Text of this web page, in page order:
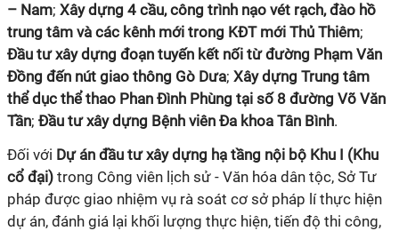
– Nam; Xây dựng 4 cầu, công trình nạo vét rạch, đào hồ
trung tâm và các kênh mới trong KĐT mới Thủ Thiêm;
Đầu tư xây dựng đoạn tuyến kết nối từ đường Phạm Văn
Đồng đến nút giao thông Gò Dưa; Xây dựng Trung tâm
thể dục thể thao Phan Đình Phùng tại số 8 đường Võ Văn
Tần; Đầu tư xây dựng Bệnh viên Đa khoa Tân Bình.
Đối với Dự án đầu tư xây dựng hạ tầng nội bộ Khu I (Khu
cổ đại) trong Công viên lịch sử - Văn hóa dân tộc, Sở Tư
pháp được giao nhiệm vụ rà soát cơ sở pháp lí thực hiện
dự án, đánh giá lại khối lượng thực hiện, tiến độ thi công,